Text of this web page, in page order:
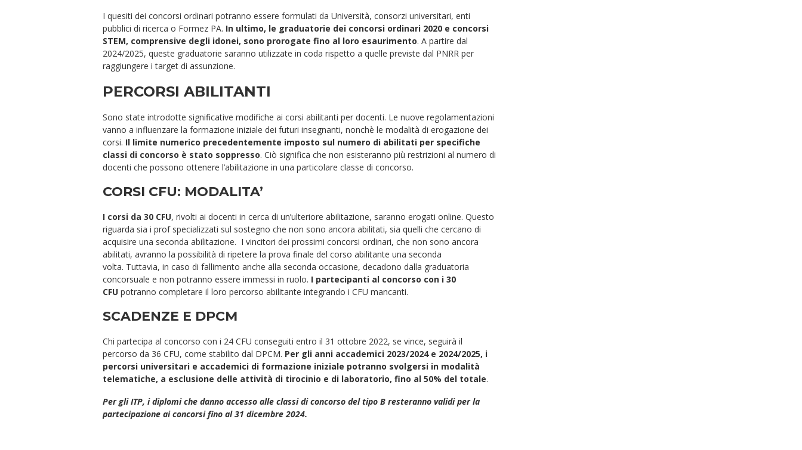
I quesiti dei concorsi ordinari potranno essere formulati da Università, consorzi universitari, enti
pubblici di ricerca o Formez PA. In ultimo, le graduatorie dei concorsi ordinari 2020 e concorsi
STEM, comprensive degli idonei, sono prorogate fino al loro esaurimento. A partire dal
2024/2025, queste graduatorie saranno utilizzate in coda rispetto a quelle previste dal PNRR per
raggiungere i target di assunzione.
PERCORSI ABILITANTI
Sono state introdotte significative modifiche ai corsi abilitanti per docenti. Le nuove regolamentazioni
vanno a influenzare la formazione iniziale dei futuri insegnanti, nonchè le modalità di erogazione dei
corsi. Il limite numerico precedentemente imposto sul numero di abilitati per specifiche
classi di concorso è stato soppresso. Ciò significa che non esisteranno più restrizioni al numero di
docenti che possono ottenere l’abilitazione in una particolare classe di concorso.
CORSI CFU: MODALITA’
I corsi da 30 CFU, rivolti ai docenti in cerca di un’ulteriore abilitazione, saranno erogati online. Questo
riguarda sia i prof specializzati sul sostegno che non sono ancora abilitati, sia quelli che cercano di
acquisire una seconda abilitazione. I vincitori dei prossimi concorsi ordinari, che non sono ancora
abilitati, avranno la possibilità di ripetere la prova finale del corso abilitante una seconda
volta. Tuttavia, in caso di fallimento anche alla seconda occasione, decadono dalla graduatoria
concorsuale e non potranno essere immessi in ruolo. I partecipanti al concorso con i 30
CFU potranno completare il loro percorso abilitante integrando i CFU mancanti.
SCADENZE E DPCM
Chi partecipa al concorso con i 24 CFU conseguiti entro il 31 ottobre 2022, se vince, seguirà il
percorso da 36 CFU, come stabilito dal DPCM. Per gli anni accademici 2023/2024 e 2024/2025, i
percorsi universitari e accademici di formazione iniziale potranno svolgersi in modalità
telematiche, a esclusione delle attività di tirocinio e di laboratorio, fino al 50% del totale.
Per gli ITP, i diplomi che danno accesso alle classi di concorso del tipo B resteranno validi per la
partecipazione ai concorsi fino al 31 dicembre 2024.